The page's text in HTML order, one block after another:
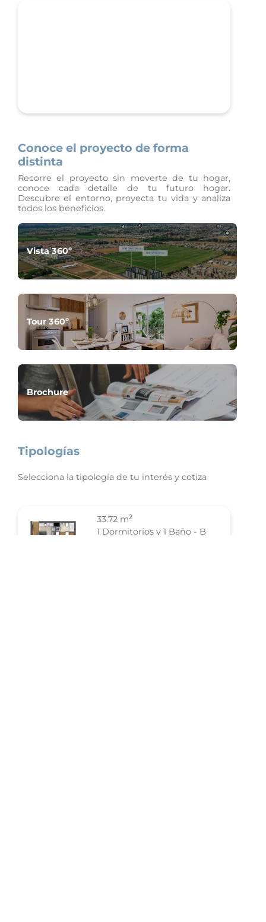
Conoce el proyecto de forma
distinta
Recorre el proyecto sin moverte de tu hogar,
conoce cada detalle de tu futuro hogar.
Descubre el entorno, proyecta tu vida y analiza
todos los beneficios.
Vista 360º
Tour 360º
Brochure
Tipologías
Selecciona la tipología de tu interés y cotiza
33.72 m2
1 Dormitorios y 1 Baño - B